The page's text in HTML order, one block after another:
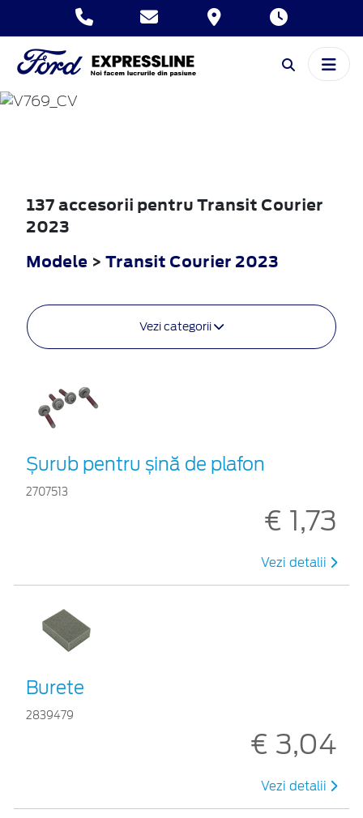
TRANSIT
COURIER
137 accesorii pentru Transit Courier
2023
Modele > Transit Courier 2023
Vezi categorii
Șurub pentru șină de plafon
2707513
€ 1,73
Vezi detalii
Burete
2839479
€ 3,04
Vezi detalii